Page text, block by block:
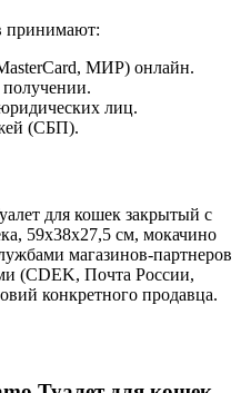
принимают:
МИР) онлайн.
лиц.
(СБП).
для кошек закрытый с
59х38х27,5 см, мокачино
магазинов-партнеров
(CDEK, Почта России,
конкретного продавца.